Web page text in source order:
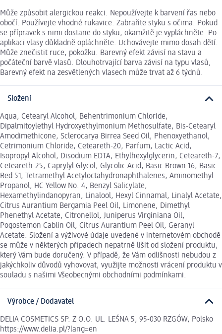
Může způsobit alergickou reakci. Nepoužívejte k barvení řas nebo
obočí. Používejte vhodné rukavice. Zabraňte styku s očima. Pokud
se přípravek s nimi dostane do styku, okamžitě je vypláchněte. Po
aplikaci vlasy důkladně opláchněte. Uchovávejte mimo dosah dětí.
Může znečistit ruce, pokožku. Barevný efekt závisí na stavu a
počáteční barvě vlasů. Dlouhotrvající barva závisí na typu vlasů,
Barevný efekt na zesvětlených vlasech může trvat až 6 týdnů.
Složení
Aqua, Cetearyl Alcohol, Behentrimonium Chloride,
Dipalmitoylethyl Hydroxyethylmonium Methosulfate, Bis-Cetearyl
Amodimethicone, Sclerocarya Birrea Seed Oil, Phenoxyethanol,
Cetrimonium Chloride, Ceteareth-20, Parfum, Lactic Acid,
Isopropyl Alcohol, Disodium EDTA, Ethylhexylglycerin, Ceteareth-7,
Ceteareth-25, Caprylyl Glycol, Glycolic Acid, Basic Brown 16, Basic
Red 51, Tetramethyl Acetyloctahydronaphthalenes, Aminomethyl
Propanol, HC Yellow No. 4, Benzyl Salicylate,
Hexamethylindanopyran, Linalool, Hexyl Cinnamal, Linalyl Acetate,
Citrus Aurantium Bergamia Peel Oil, Limonene, Dimethyl
Phenethyl Acetate, Citronellol, Juniperus Virginiana Oil,
Pogostemon Cablin Oil, Citrus Aurantium Peel Oil, Geranyl
Acetate. Složení a výživové údaje uvedené v internetovém obchodě
se může v některých případech nepatrně lišit od složení produktu,
který Vám bude doručený. V případě, že Vám odlišnosti nebudou z
jakýchkoliv důvodů vyhovovat, využijte možnosti vrácení produktu v
souladu s našimi Všeobecnými obchodními podmínkami.
Výrobce / Dodavatel
DELIA COSMETICS SP. Z O.O. UL. LEŚNA 5, 95-030 RZGÓW, Polsko
https://www.delia.pl/?lang=en